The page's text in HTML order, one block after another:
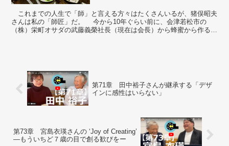
これまでの人生で「師」と言える方々はたくさんいるが、猪俣昭夫
さんは私の「師匠」だ。 今から10年ぐらい前に、会津若松市の
（株）栄町オサダの武藤義榮社長（現在は会長）から蜂蜜から作るミ
第71章 田中裕子さんが継承する「デザ
インに感性はいらない」
第73章 宮島衣瑛さんの ‘Joy of Creating’
―もういちど７歳の目で創る歓びをー